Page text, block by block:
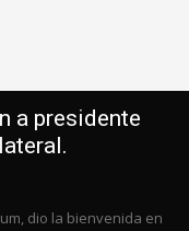
a presidente
dio la bienvenida en